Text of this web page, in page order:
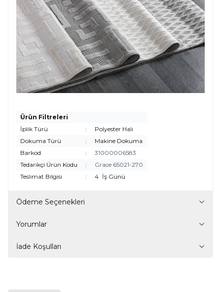
Ürün Filtreleri
İplik Türü
:
Polyester Halı
Dokuma Türü
:
Makine Dokuma
Barkod
:
31000006583
Tedarikçi Ürün Kodu
:
Grace 65021-270
Teslimat Bilgisi
: 4 İş Günü
Ödeme Seçenekleri
Yorumlar
İade Koşulları